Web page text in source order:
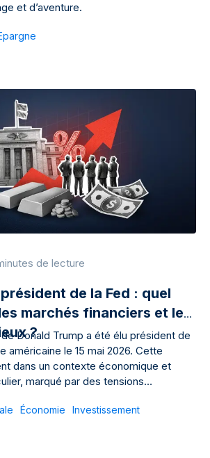
et d’aventure.
de lecture
de la Fed : quel
marchés financiers et les
?
Donald Trump a été élu président de
américaine le 15 mai 2026. Cette
dans un contexte économique et
marqué par des tensions
Économie Investissement